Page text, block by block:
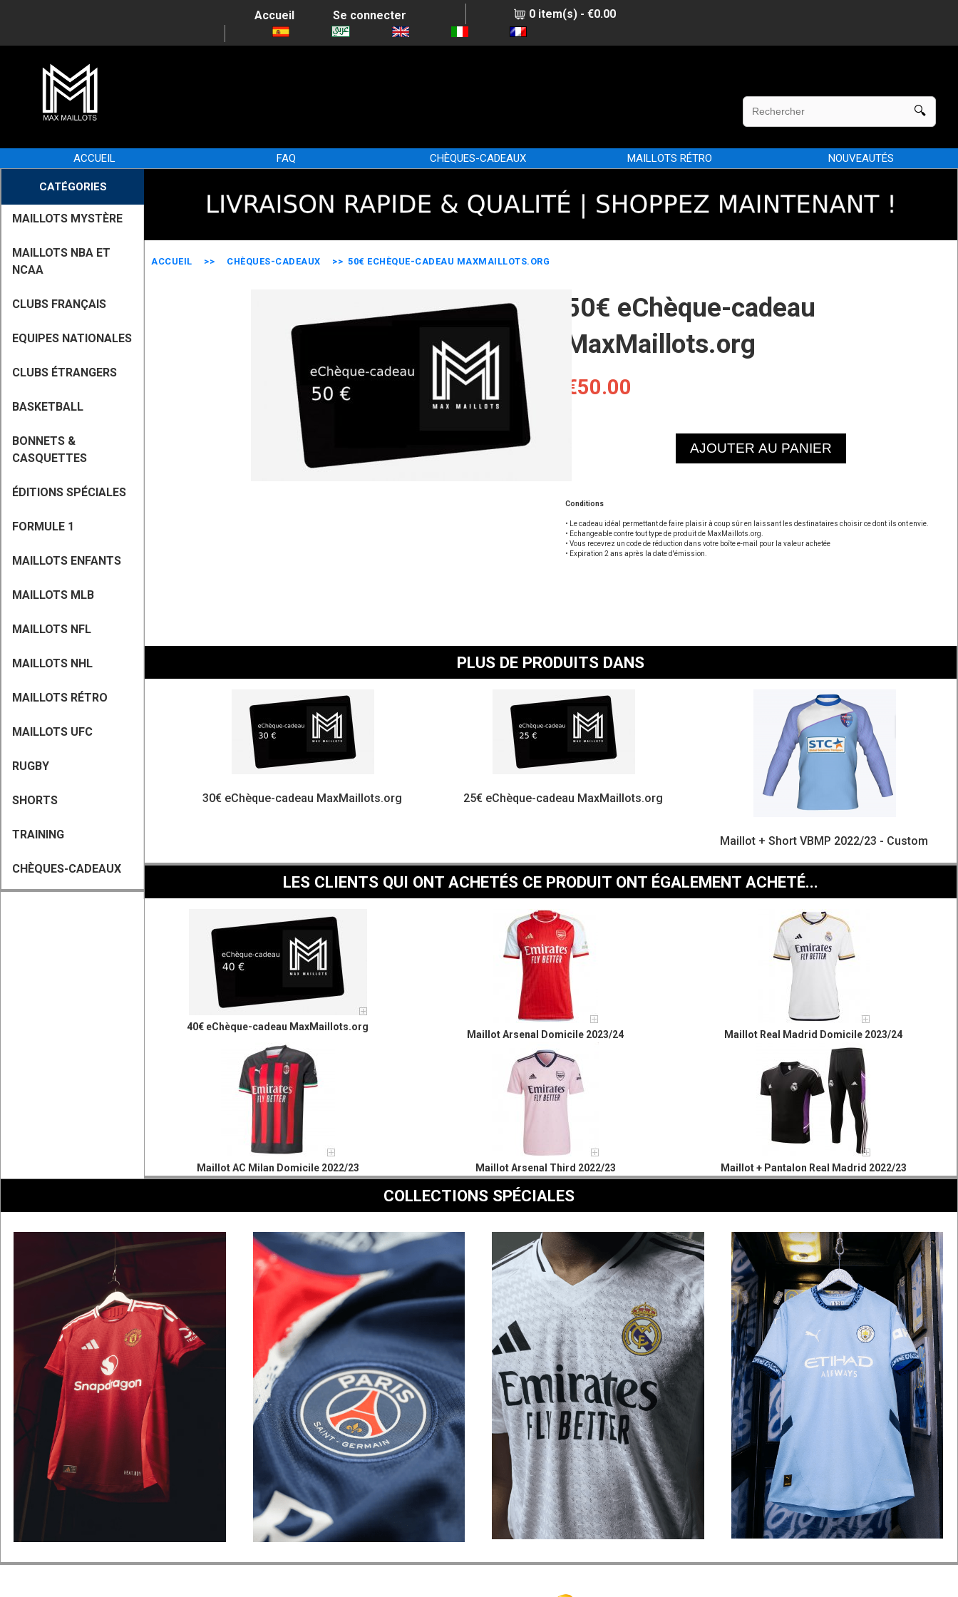
Accueil Se connecter 0 item(s) - €0.00
ACCUEIL FAQ CHÈQUES-CADEAUX MAILLOTS RÉTRO NOUVEAUTÉS
CATÉGORIES
MAILLOTS MYSTÈRE
MAILLOTS NBA ET
NCAA
CLUBS FRANÇAIS
EQUIPES NATIONALES
CLUBS ÉTRANGERS
BASKETBALL
BONNETS &
CASQUETTES
ÉDITIONS SPÉCIALES
FORMULE 1
MAILLOTS ENFANTS
MAILLOTS MLB
MAILLOTS NFL
MAILLOTS NHL
MAILLOTS RÉTRO
MAILLOTS UFC
RUGBY
SHORTS
TRAINING
CHÈQUES-CADEAUX
ACCUEIL >> CHÈQUES-CADEAUX >> 50€ ECHÈQUE-CADEAU MAXMAILLOTS.ORG
50€ eChèque-cadeau
MaxMaillots.org
€50.00
AJOUTER AU PANIER
Conditions
• Le cadeau idéal permettant de faire plaisir à coup sûr en laissant les destinataires choisir ce dont ils ont envie.
• Echangeable contre tout type de produit de MaxMaillots.org.
• Vous recevrez un code de réduction dans votre boîte e-mail pour la valeur achetée
• Expiration 2 ans après la date d'émission.
PLUS DE PRODUITS DANS
30€ eChèque-cadeau MaxMaillots.org 25€ eChèque-cadeau MaxMaillots.org
Maillot + Short VBMP 2022/23 - Custom
LES CLIENTS QUI ONT ACHETÉS CE PRODUIT ONT ÉGALEMENT ACHETÉ...
40€ eChèque-cadeau MaxMaillots.org
Maillot Arsenal Domicile 2023/24 Maillot Real Madrid Domicile 2023/24
Maillot AC Milan Domicile 2022/23 Maillot Arsenal Third 2022/23 Maillot + Pantalon Real Madrid 2022/23
COLLECTIONS SPÉCIALES